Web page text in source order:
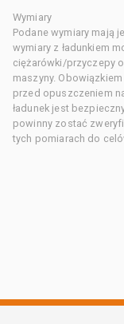
Wymiary
Podane wymiary mają
wymiary z ładunkiem
ciężarówki/przyczepy
maszyny.
przed opuszczeniem
ładunek jest
powinny zostać
tych pomiarach do